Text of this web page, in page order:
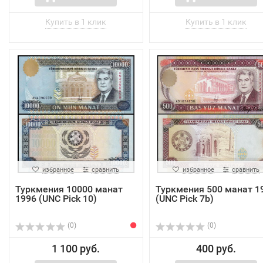
избранное сравнить
Туркмения 10000 манат
1996 (UNC Pick 10)
(0)
1 100 руб.
избранное сравнить
Туркмения 500 манат
(UNC Pick 7b)
(0)
400 руб.